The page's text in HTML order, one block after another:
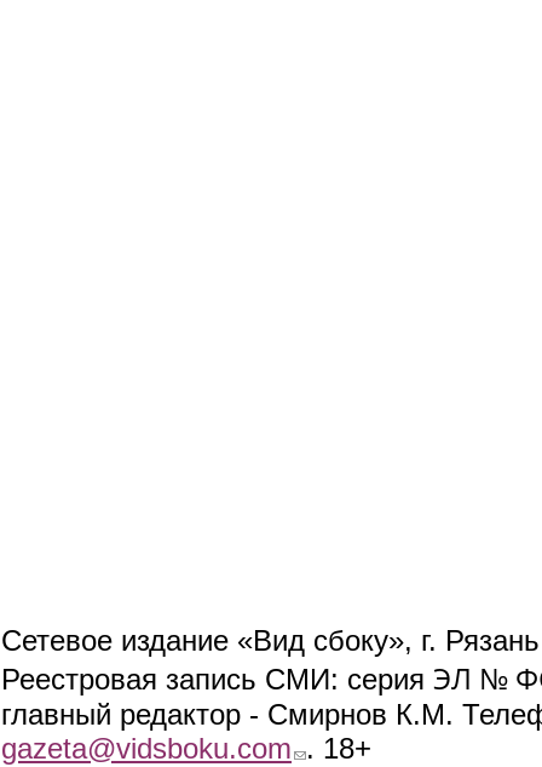
Сетевое издание «Вид сбоку», г.
Реестровая запись СМИ: серия ЭЛ №
главный редактор - Смирнов К.М.
gazeta@vidsboku.com (link sends e-mail)
. 18+